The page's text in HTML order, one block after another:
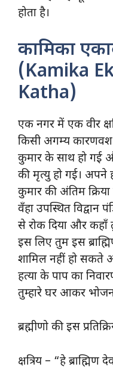
होता है।
कामिका
(Kamika
Katha)
एक नगर में एक वीर
किसी अगम्य कारणवश
कुमार के साथ हो गई
की मृत्यु हो गई। अपने
कुमार की अंतिम क्रिया
वँहा उपस्थित विद्वान
से रोक दिया और कहाँ
इस लिए तुम इस
शामिल नहीं हो सकते
हत्या के पाप का
तुम्हारे घर आकर
ब्रह्मीणो की इस
क्षत्रिय – “हे